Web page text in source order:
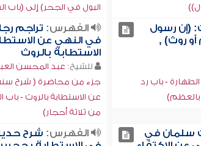
البول في الجحر) إلى (باب
(إن رسول
روث) ,
- باب رد
بالعظم)
الفهرس: تراجم
في النهي عن
الاستطابة بالروث
للشيخ: عبد المحسن
جزء من محاضرة ( شرح سنن
عن الاستطابة بالروث - باب
من ثلاثة أحجار)
سلمان في
الفهرس: شرح